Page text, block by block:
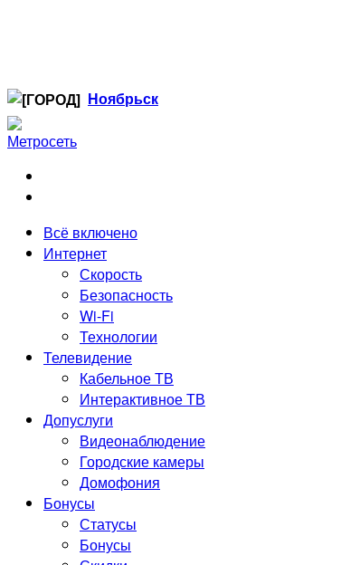
Ноябрьск
Лангепас
Радужный
Сургут
Стрежевой
Тюмень
Всё включено
Интернет
Скорость
Безопасность
Wi-Fi
Технологии
Телевидение
Кабельное ТВ
Интерактивное ТВ
Допуслуги
Видеонаблюдение
Городские камеры
Домофония
Бонусы
Статусы
Бонусы